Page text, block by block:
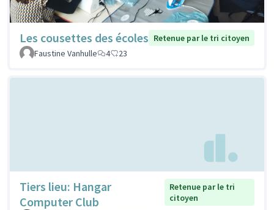
Les cousettes des écoles Retenue par le tri citoyen
Faustine Vanhulle
4 23
Tiers lieu: Hangar
Computer Club
Retenue par le tri
citoyen